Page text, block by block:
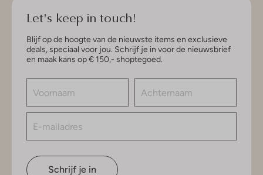
Let's keep in touch!
Blijf op de hoogte van de nieuwste items en exclusieve
deals, speciaal voor jou. Schrijf je in voor de nieuwsbrief
en maak kans op € 150,- shoptegoed.
Schrijf je in